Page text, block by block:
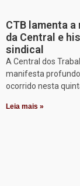
CTB lamenta
da Central e
sindical
A Central dos
manifesta
ocorrido nesta
Leia mais »